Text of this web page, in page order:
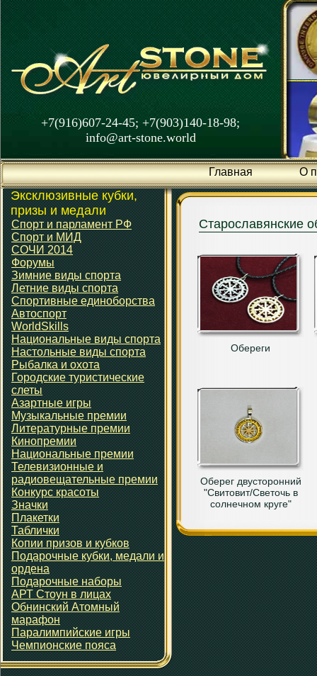
+7(916)607-24-45; +7(903)140-18-98;
info@art-stone.world
Главная О
Эксклюзивные кубки,
призы и медали
Спорт и парламент РФ
Спорт и МИД
СОЧИ 2014
Форумы
Зимние виды спорта
Летние виды спорта
Спортивные единоборства
Автоспорт
WorldSkills
Национальные виды спорта
Настольные виды спорта
Рыбалка и охота
Городские туристические
слеты
Азартные игры
Музыкальные премии
Литературные премии
Кинопремии
Национальные премии
Телевизионные и
радиовещательные премии
Конкурс красоты
Значки
Плакетки
Таблички
Копии призов и кубков
Подарочные кубки, медали и
ордена
Подарочные наборы
АРТ Стоун в лицах
Обнинский Атомный
марафон
Паралимпийские игры
Чемпионские пояса
Старославянские
Обереги
Оберег двусторонний
"Свитовит/Светочь в
солнечном круге"